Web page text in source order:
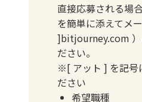
直接応募される場
を簡単に添えてメ
]bitjourney.com ）
ださい。
※[ アット ] を記号
ださい
希望職種